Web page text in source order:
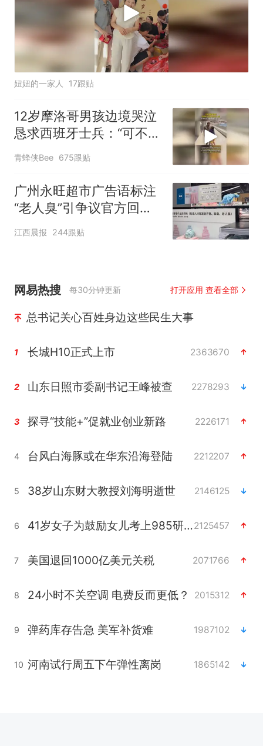
妞妞的一家人 17跟贴
12岁摩洛哥男孩边境哭泣
恳求西班牙士兵：“可不可
以不要把我遣返回国”
青蜂侠Bee 675跟贴
广州永旺超市广告语标注
“老人臭”引争议官方回
应：统一上报反馈，门店
江西晨报 244跟贴
网易热搜 每30分钟更新 打开应用 查看全部
总书记关心百姓身边这些民生大事
1 长城H10正式上市 2363670
2 山东日照市委副书记王峰被查 2278293
3 探寻“技能+”促就业创业新路 2226171
4 台风白海豚或在华东沿海登陆 2212207
5 38岁山东财大教授刘海明逝世 2146125
6 41岁女子为鼓励女儿考上985研究生2125457
7 美国退回1000亿美元关税 2071766
8 24小时不关空调 电费反而更低？ 2015312
9 弹药库存告急 美军补货难 1987102
10 河南试行周五下午弹性离岗 1865142